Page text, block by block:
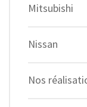
Mitsubishi
Nissan
Nos